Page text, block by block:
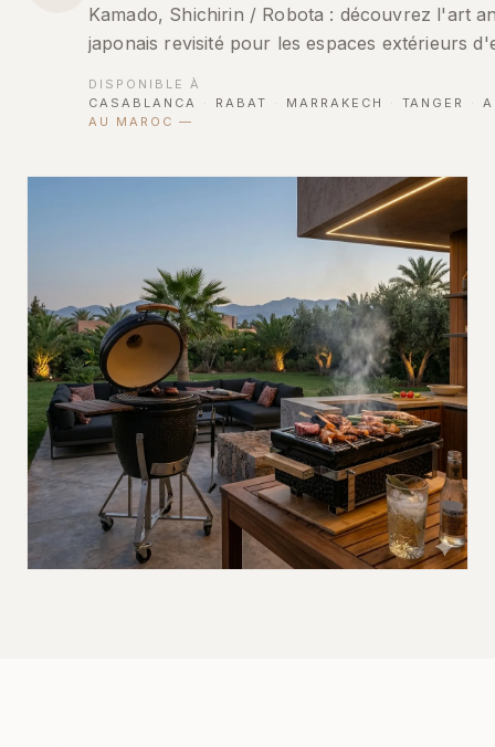
Kamado, Shichirin / Robota : découvrez l'art
japonais revisité pour les espaces extérieurs
DISPONIBLE À
CASABLANCA
· RABAT · MARRAKECH · TANGER ·
AU MAROC —